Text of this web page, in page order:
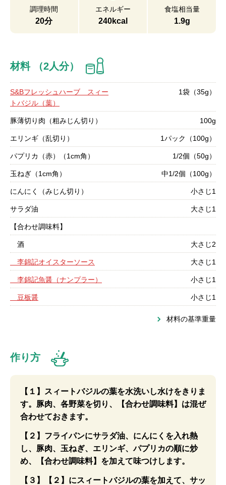
調理時間
20分
エネルギー
240kcal
食塩相当量
1.9g
材料 （2人分）
S&Bフレッシュハーブ スィー
トバジル（葉）
1袋（35g）
豚薄切り肉（粗みじん切り） 100g
エリンギ（乱切り） 1パック（100g）
パプリカ（赤）（1cm角） 1/2個（50g）
玉ねぎ（1cm角） 中1/2個（100g）
にんにく（みじん切り） 小さじ1
サラダ油 大さじ1
【合わせ調味料】
酒 大さじ2
李錦記オイスターソース 大さじ1
李錦記魚醤（ナンプラー） 小さじ1
豆板醤 小さじ1
材料の基準重量
作り方
【１】スィートバジルの葉を水洗いし水けをきりま
す。豚肉、各野菜を切り、【合わせ調味料】は混ぜ
合わせておきます。
【２】フライパンにサラダ油、にんにくを入れ熱
し、豚肉、玉ねぎ、エリンギ、パプリカの順に炒
め、【合わせ調味料】を加えて味つけします。
【３】【２】にスィートバジルの葉を加えて、サッ